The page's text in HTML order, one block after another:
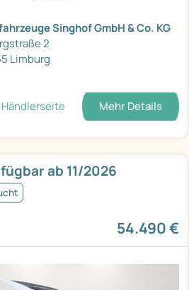
Singhof GmbH & Co. KG
2
Limburg
Händlerseite Mehr Details
ab 11/2026
54.490 €